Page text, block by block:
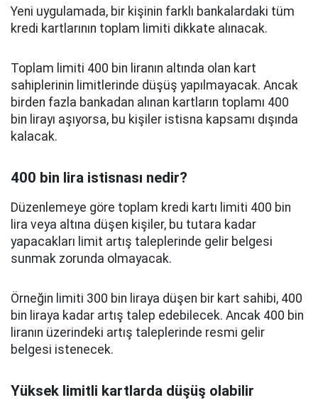
Yeni uygulamada, bir kişinin farklı bankalardaki tüm
kredi kartlarının toplam limiti dikkate alınacak.
Toplam limiti 400 bin liranın altında olan kart
sahiplerinin limitlerinde düşüş yapılmayacak. Ancak
birden fazla bankadan alınan kartların toplamı 400
bin lirayı aşıyorsa, bu kişiler istisna kapsamı dışında
kalacak.
400 bin lira istisnası nedir?
Düzenlemeye göre toplam kredi kartı limiti 400 bin
lira veya altına düşen kişiler, bu tutara kadar
yapacakları limit artış taleplerinde gelir belgesi
sunmak zorunda olmayacak.
Örneğin limiti 300 bin liraya düşen bir kart sahibi, 400
bin liraya kadar artış talep edebilecek. Ancak 400 bin
liranın üzerindeki artış taleplerinde resmi gelir
belgesi istenecek.
Yüksek limitli kartlarda düşüş olabilir